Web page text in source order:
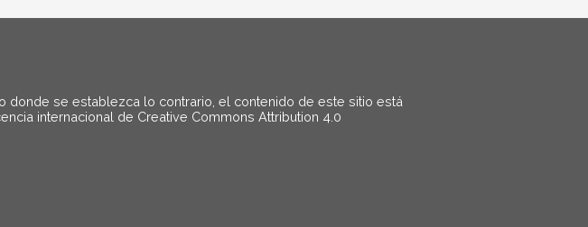
donde se establezca lo contrario, el contenido de este sitio está
internacional de Creative Commons Attribution 4.0